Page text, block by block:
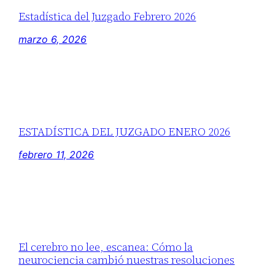
Estadística del Juzgado Febrero 2026
marzo 6, 2026
ESTADÍSTICA DEL JUZGADO ENERO 2026
febrero 11, 2026
El cerebro no lee, escanea: Cómo la
neurociencia cambió nuestras resoluciones